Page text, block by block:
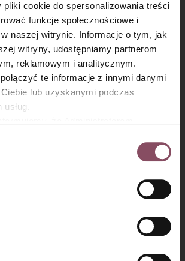
cookie do spersonalizowania treści
funkcje społecznościowe i
naszej witrynie. Informacje o tym, jak
witryny, udostępniamy partnerom
reklamowym i analitycznym.
te informacje z innymi danymi
lub uzyskanymi podczas
Dickmana 14/15 więcej
danych osobowych oraz
Polityce
kolor, około 40 minut w temperaturze
×